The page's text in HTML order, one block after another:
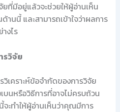
ที่มีอยู่แล้วจะช่วยให้ผู้อ่านเห็น
านนี้ และสามารถเข้าใจว่าผลการ
งไร
รวิจัย
เคราะห์ข้อจำกัดของการวิจัย
บนหรือวิธีการที่อาจไม่ครบถ้วน
ะทำให้ผู้อ่านเห็นว่าคุณมีการ